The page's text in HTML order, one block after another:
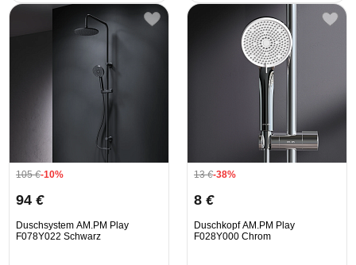
105€-10%
94 €
Duschsystem AM.PM Play
F078Y022 Schwarz
13€-38%
8 €
Duschkopf AM.PM Play
F028Y000 Chrom